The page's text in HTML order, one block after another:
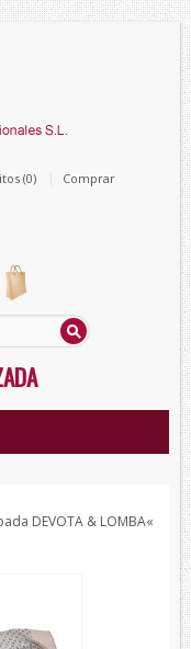
(0) Comprar
DEVOTA & LOMBA«